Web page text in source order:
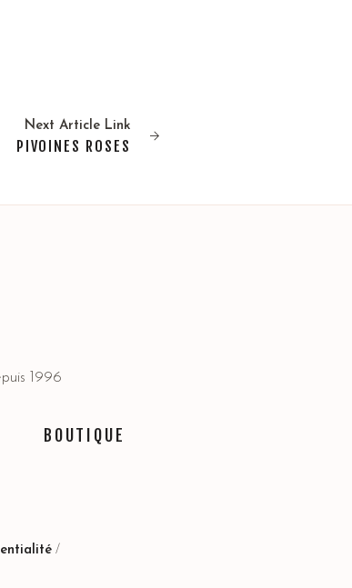
Next Article Link
PIVOINES ROSES
1996
BOUTIQUE
/